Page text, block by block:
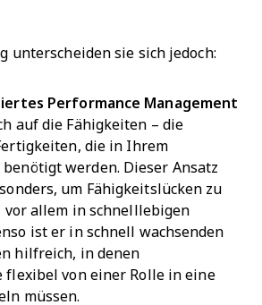
unterscheiden sie sich jedoch:
Performance Management
auf die Fähigkeiten – die
die in Ihrem
werden. Dieser Ansatz
um Fähigkeitslücken zu
allem in schnelllebigen
ist er in schnell wachsenden
hilfreich, in denen
flexibel von einer Rolle in eine
müssen.